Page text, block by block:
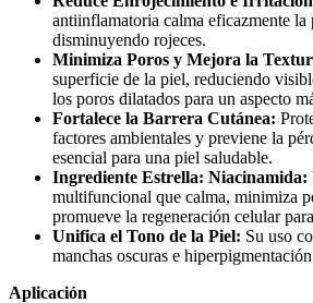
antiinflamatoria calma eficazmente la
disminuyendo rojeces.
Minimiza Poros y Mejora la
superficie de la piel, reduciendo
los poros dilatados para un aspecto
Fortalece la Barrera Cutánea:
factores ambientales y previene la
esencial para una piel saludable.
Ingrediente Estrella: Niacinamida:
multifuncional que calma, minimiza
promueve la regeneración celular
Unifica el Tono de la Piel: Su uso
manchas oscuras e
Aplicación